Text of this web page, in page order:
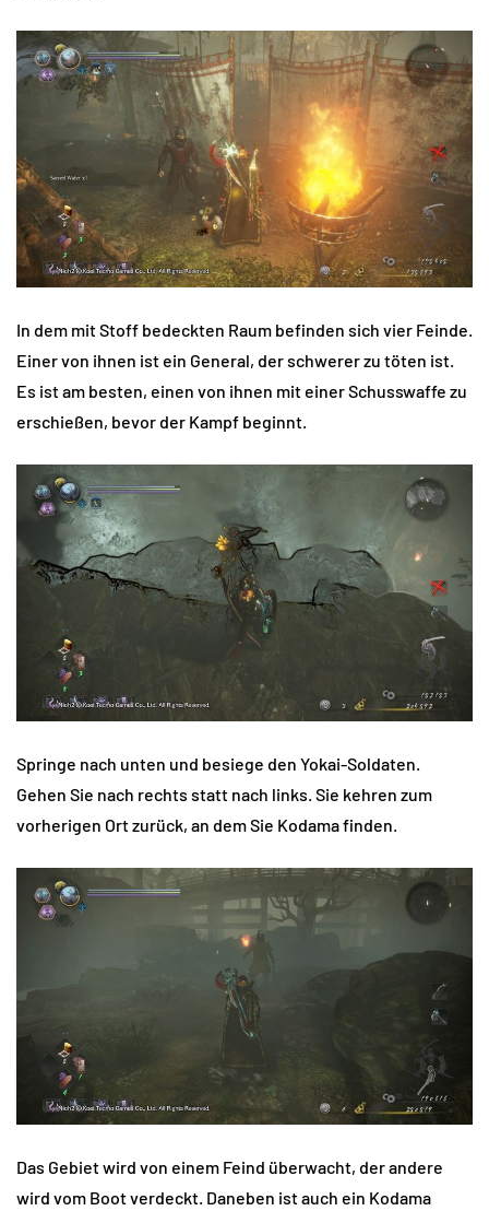
In dem mit Stoff bedeckten Raum befinden sich vier Feinde.
Einer von ihnen ist ein General, der schwerer zu töten ist.
Es ist am besten, einen von ihnen mit einer Schusswaffe zu
erschießen, bevor der Kampf beginnt.
Springe nach unten und besiege den Yokai-Soldaten.
Gehen Sie nach rechts statt nach links. Sie kehren zum
vorherigen Ort zurück, an dem Sie Kodama finden.
Das Gebiet wird von einem Feind überwacht, der andere
wird vom Boot verdeckt. Daneben ist auch ein Kodama